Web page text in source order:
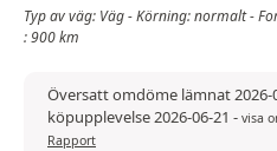
Typ av väg: Väg - Körning: normalt -
: 900 km
Översatt omdöme lämnat
köpupplevelse 2026-06-21 - visa
Rapport